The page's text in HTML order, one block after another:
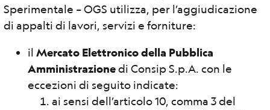
Sperimentale – OGS utilizza, per l’aggiudicazione
di appalti di lavori, servizi e forniture:
il Mercato Elettronico della Pubblica
Amministrazionedi Consip S.p.A. con le
eccezioni di seguito indicate:
ai sensi dell’articolo 10, comma 3 del